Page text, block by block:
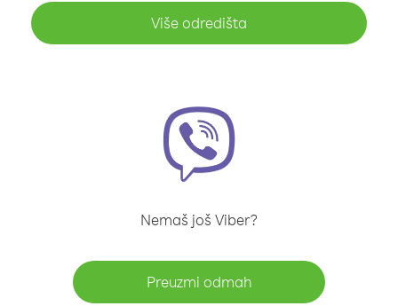
Više odredišta
Nemaš još Viber?
Preuzmi odmah